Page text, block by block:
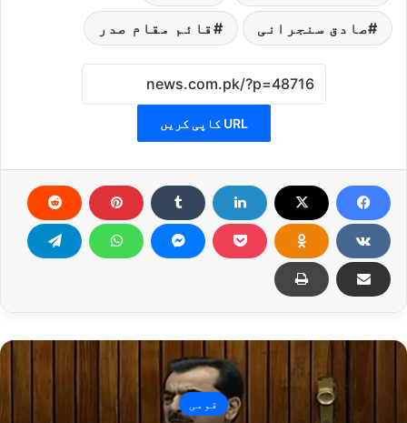
صادق سنجرانی قائم مقام صدر
URL کاپی کریں
قومی